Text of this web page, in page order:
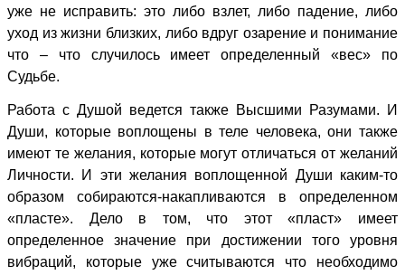
уже не исправить: это либо взлет, либо падение, либо
уход из жизни близких, либо вдруг озарение и понимание
что – что случилось имеет определенный «вес» по
Судьбе.
Работа с Душой ведется также Высшими Разумами. И
Души, которые воплощены в теле человека, они также
имеют те желания, которые могут отличаться от желаний
Личности. И эти желания воплощенной Души каким-то
образом собираются-накапливаются в определенном
«пласте». Дело в том, что этот «пласт» имеет
определенное значение при достижении того уровня
вибраций, которые уже считываются что необходимо